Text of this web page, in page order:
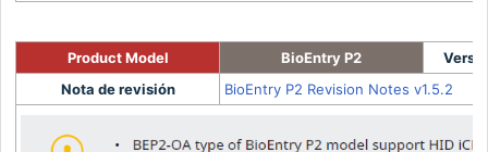
Product Model BioEntry P2
Nota de revisión
BioEntry P2 Revision Notes v1.5.2